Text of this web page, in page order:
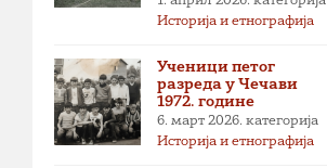
Историја и етнографија
Ученици петог
разреда у Чечави
1972. године
6. март 2026. категорија
Историја и етнографија